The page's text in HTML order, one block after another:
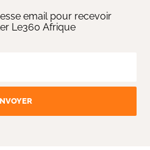
email pour recevoir
Le360 Afrique